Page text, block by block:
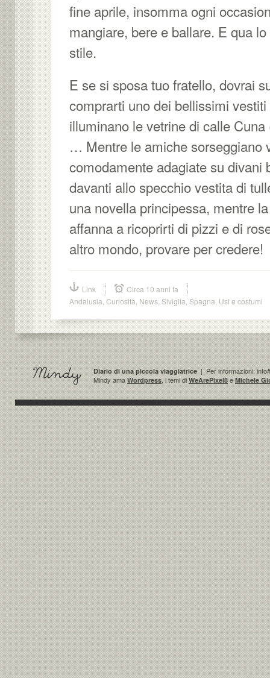
fine aprile, insomma ogni
mangiare, bere e ballare. E qua
stile.
E se si sposa tuo fratello, dovrai
comprarti uno dei bellissimi
illuminano le vetrine di calle
… Mentre le amiche sorseggiano
comodamente adagiate su divani
davanti allo specchio vestita di
una novella principessa, mentre
affanna a ricoprirti di pizzi e di
altro mondo, provare per credere!
Link
Circa 10 anni fa
Andalusia Curiosità News Siviglia Spagna Usi e costumi
Diario di una piccola viaggiatrice| Per informazioni:
Mindy amaWordpress, i temi diWeArePixel8eMichele